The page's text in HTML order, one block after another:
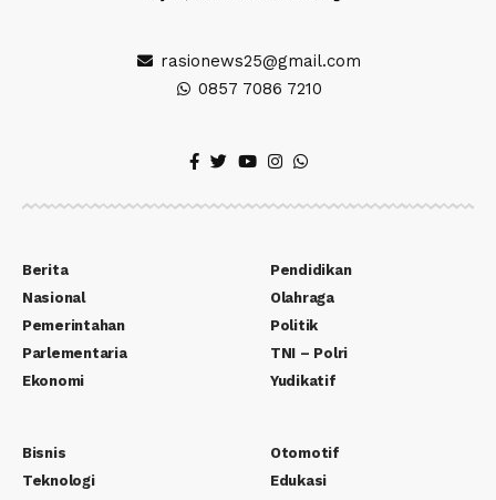
rasionews25@gmail.com
0857 7086 7210
Berita
Nasional
Pemerintahan
Parlementaria
Ekonomi
Pendidikan
Olahraga
Politik
TNI – Polri
Yudikatif
Bisnis
Teknologi
Otomotif
Edukasi